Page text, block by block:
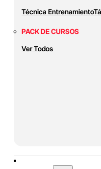
Técnica Entrenamiento
PACK DE CURSOS
Ver Todos